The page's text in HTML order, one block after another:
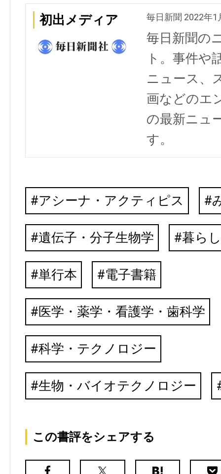
初出メディア 毎日新聞 2022年1
毎日新聞の
ト。事件や
ニュース、
画などのエ
の最新ニュ
す。
アシーナ・アクティピス
遺伝子・分子生物学 暮ら
単行本 電子書籍
医学・薬学・看護学・歯科学
科学・テクノロジー
生物・バイオテクノロジー
この書評をシェアする